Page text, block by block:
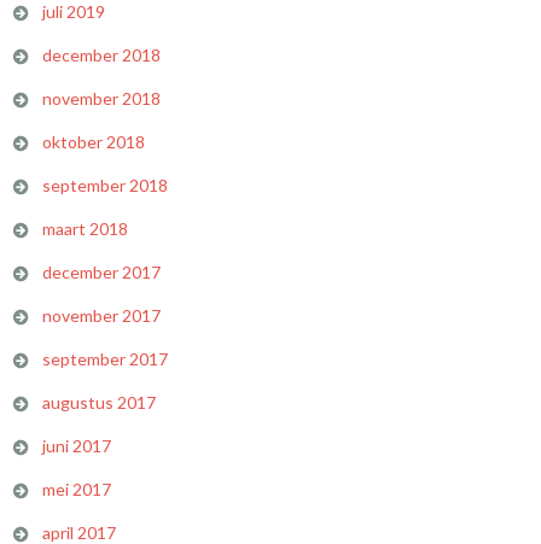
juli 2019
december 2018
november 2018
oktober 2018
september 2018
maart 2018
december 2017
november 2017
september 2017
augustus 2017
juni 2017
mei 2017
april 2017